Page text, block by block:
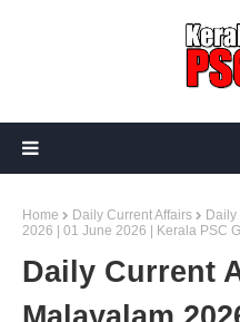
Home Daily Current Affairs
2026 | 01 June 2026 | Kerala PSC
Daily Current